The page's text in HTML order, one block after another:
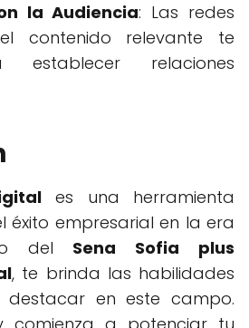
la Audiencia: Las redes
contenido relevante te
relaciones
es una herramienta
éxito empresarial en la era
del Sena Sofia plus
, te brinda las habilidades
destacar en este campo.